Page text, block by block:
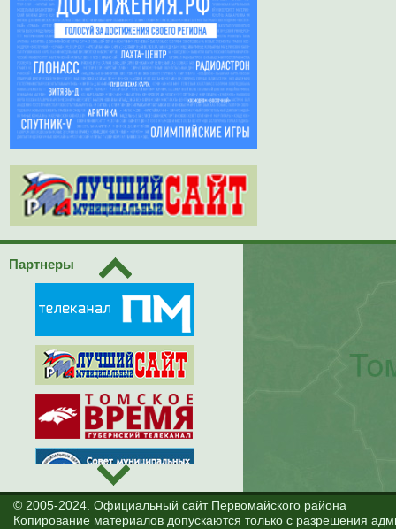
Партнеры
© 2005-2024. Официальный сайт Первомайского района
Копирование материалов допускаются только с разрешения